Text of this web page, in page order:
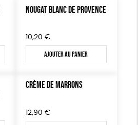
Fabriqué en France
NOUGAT BLANC DE PROVENCE
10,20 €
Ajouter au panier
CRÈME DE MARRONS
12,90 €